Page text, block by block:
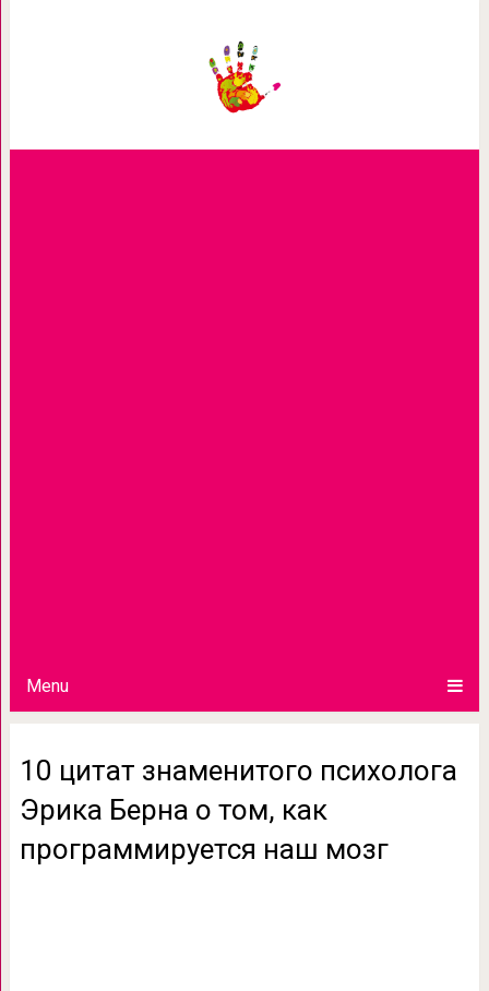
Menu
10 цитат знаменитого психолога
Эрика Берна о том, как
программируется наш мозг